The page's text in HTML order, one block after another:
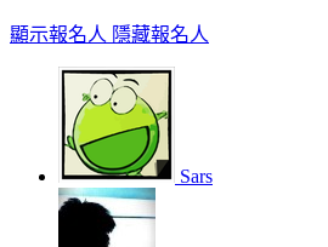
顯示報名人 隱藏報名人
Sars